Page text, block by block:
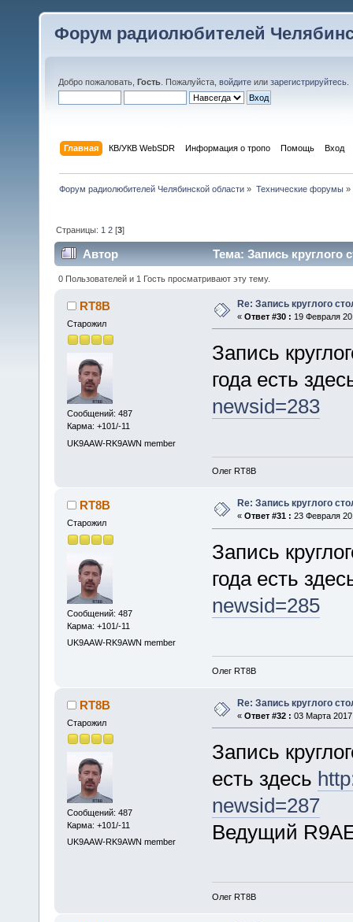
Форум радиолюбителей
Добро пожаловать, Гость . Пожалуйста, войдите или зарегистрируйтесь
Главная КВ/УКВ WebSDR Информация о тропо Помощь Вход
Форум радиолюбителей Челябинской области » Технические форумы»
Страницы: 1 2 [3]
Автор Тема: Запись круглого
0 Пользователей и 1 Гость просматривают эту тему.
RT8B
Старожил
Сообщений: 487
Карма: +101/-11
UK9AAW-RK9AWN member
Re: Запись круглого
« Ответ #30 : 19 Февраля
Запись
года есть
newsid=283
Олег RT8B
RT8B
Старожил
Сообщений: 487
Карма: +101/-11
UK9AAW-RK9AWN member
Re: Запись круглого
« Ответ #31 : 23 Февраля
Запись
года есть
newsid=285
Олег RT8B
RT8B
Старожил
Сообщений: 487
Карма: +101/-11
UK9AAW-RK9AWN member
Re: Запись круглого
« Ответ #32 : 03 Марта
Запись
есть здесь
newsid=287
Ведущий
Олег RT8B